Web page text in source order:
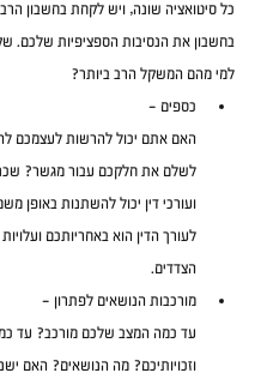
כל סיטואציה שונה, ויש לקחת בחשבון
בחשבון את הנסיבות הספציפיות שלכם.
למי מהם המשקל הרב ביותר?
כספים –
האם אתם יכול להרשות לעצמכם
לשלם את חלקכם עבור מגשר?
ועורכי דין יכול להשתנות באופן
לעורך הדין הוא באחריותכם
הצדדים.
מורכבות הנושאים לפתרון –
עד כמה המצב שלכם מורכב? עד
וזכויותיכם? מה הנושאים? האם